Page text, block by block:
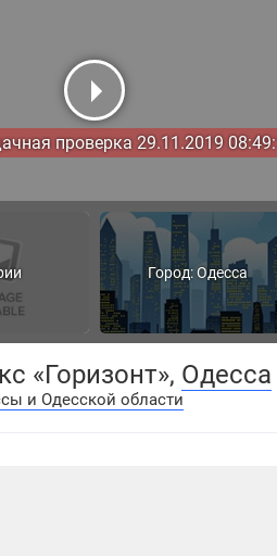
проверка 29.11.2019
Город: Одесса
«Горизонт», Одесса
и Одесской области